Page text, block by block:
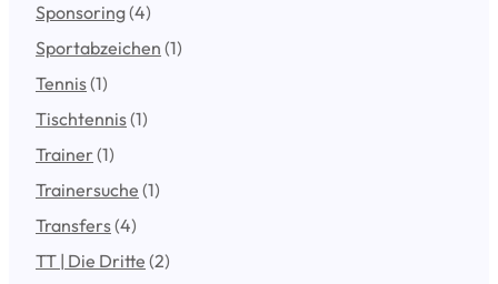
Sponsoring(4)
Sportabzeichen (1)
Tennis(1)
Tischtennis(1)
Trainer (1)
Trainersuche (1)
Transfers(4)
TT | Die Dritte (2)